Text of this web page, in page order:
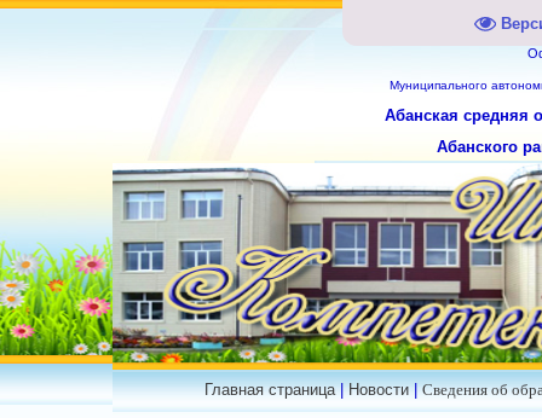
Муниципального
Абанская средняя
Абанского
Главная страница|Новости|Сведения об